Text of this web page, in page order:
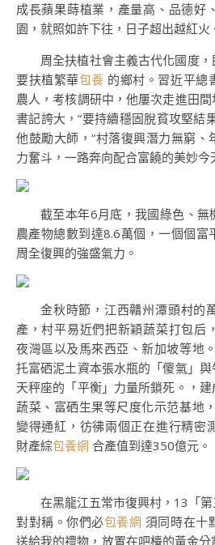
成長蘋果蒔植業，產量高、品德好
園，就照如許下往，日子超出越紅火
周全扶植社會主義古代化國度
要扶植繁華包養 的鄉村。習近平總
農人，考核調研中，他屢次走進田
書記誇大，“要持續穩固脫貧攻堅結
他鼓勵大師，“村落復興潛力無窮
力奮斗，一路奔向配合富饒的美妙今
截至本年6月底，我國綠色、無
農產物總數到達8.6萬個，一個個富
周全復興的強盛氣力。
金秋時節，江西贛州潭頭村的
產，村平易近們把新穎蔬菜打包后
夜灣區以及馬來西亞、新加坡等地
托富硒泥土資本張水瓶的「傻氣」
天秤座的「平衡」力量所鎖死。，
蔬菜、富硒生果等尺度化示范基地
變得通紅，彷彿兩個正在進行精密
財產綜包養網 合產值到達350億元。
在黑龍江五常市復興村，13「
對對稱。你們必包養網 須同時在十
送給我的禮物，放置在吧檯的黃金